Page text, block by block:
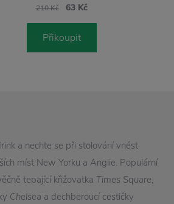
a nechte se při stolování vnést
míst New Yorku a Anglie. Populární
tepající křižovatka Times Square,
Chelsea a dechberoucí cestičky
210 Kč 63 Kč
Přikoupit